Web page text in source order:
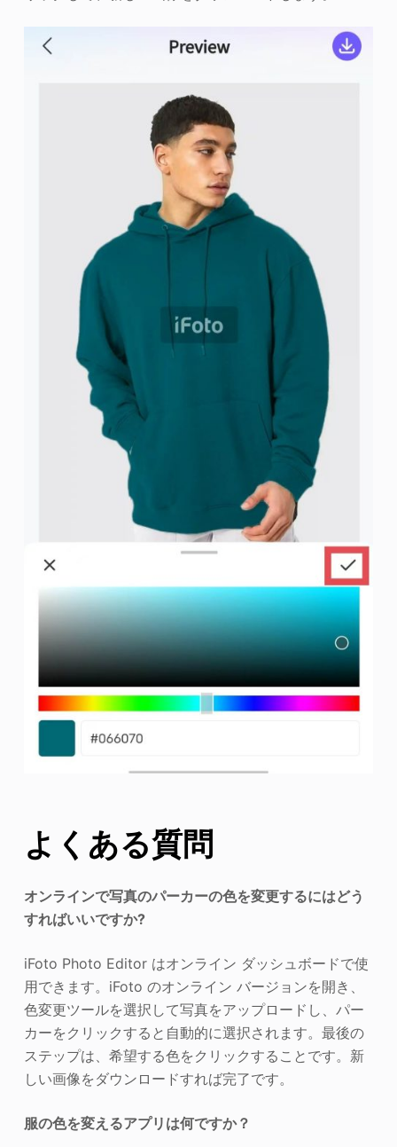
よくある質問
オンラインで写真のパーカーの色を変更するにはどう
すればいいですか?
iFoto Photo Editor はオンライン ダッシュボードで使
用できます。iFoto のオンライン バージョンを開き、
色変更ツールを選択して写真をアップロードし、パー
カーをクリックすると自動的に選択されます。最後の
ステップは、希望する色をクリックすることです。新
しい画像をダウンロードすれば完了です。
服の色を変えるアプリは何ですか？